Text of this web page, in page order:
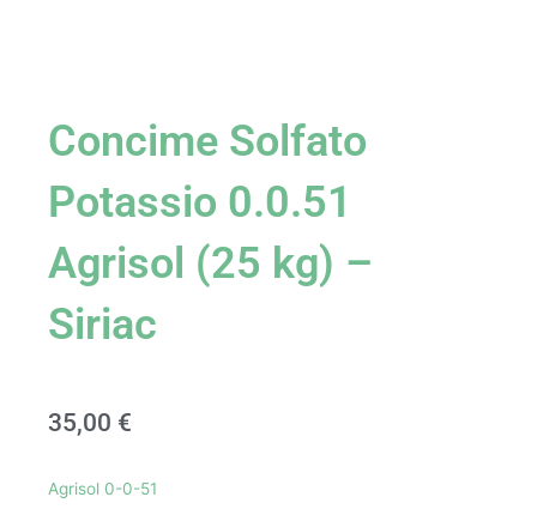
Concime Solfato
Potassio 0.0.51
Agrisol (25 kg) –
Siriac
35,00 €
Agrisol 0-0-51